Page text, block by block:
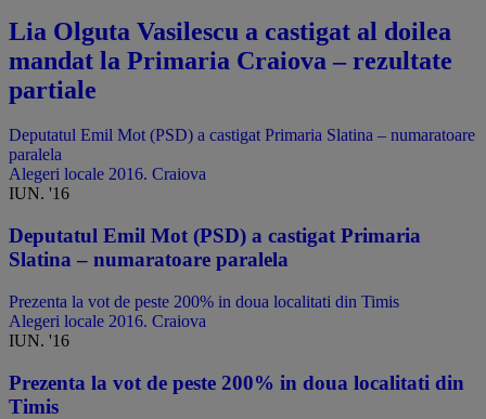
Lia Olguta Vasilescu a castigat al doilea
mandat la Primaria Craiova – rezultate
partiale
Deputatul Emil Mot (PSD) a castigat Primaria Slatina – numaratoare
paralela
Alegeri locale 2016. Craiova
IUN. '16
Deputatul Emil Mot (PSD) a castigat Primaria
Slatina – numaratoare paralela
Prezenta la vot de peste 200% in doua localitati din Timis
Alegeri locale 2016. Craiova
IUN. '16
Prezenta la vot de peste 200% in doua localitati din
Timis